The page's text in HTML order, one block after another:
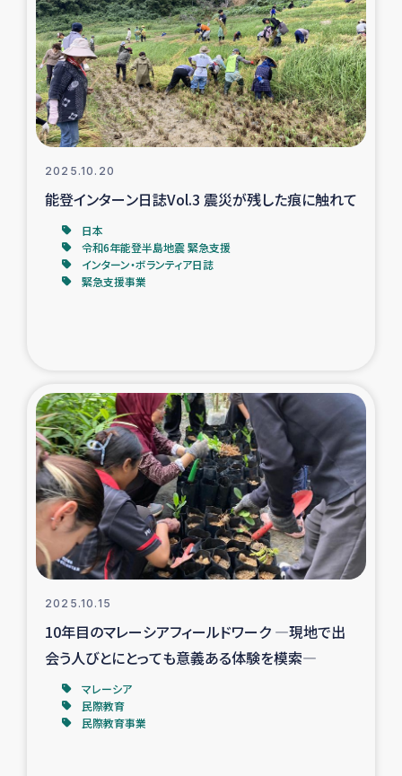
2025.10.20
能登インターン日誌Vol.3 震災が残した痕に触れて
日本
令和6年能登半島地震 緊急支援
インターン・ボランティア日誌
緊急支援事業
2025.10.15
10年目のマレーシアフィールドワーク ―現地で出
会う人びとにとっても意義ある体験を模索―
マレーシア
民際教育
民際教育事業